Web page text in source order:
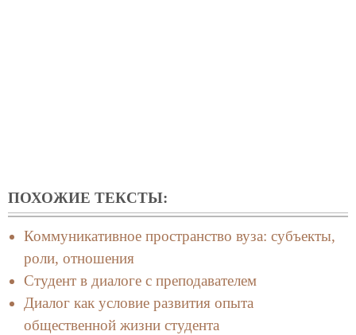
ПОХОЖИЕ ТЕКСТЫ:
Коммуникативное пространство вуза: субъекты,
роли, отношения
Студент в диалоге с преподавателем
Диалог как условие развития опыта
общественной жизни студента